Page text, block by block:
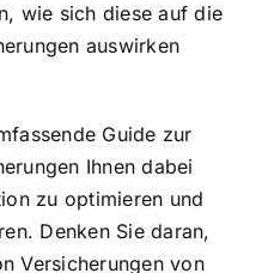
wie sich diese auf die
auswirken
Guide zur
Ihnen dabei
zu optimieren und
Denken Sie daran,
Versicherungen von